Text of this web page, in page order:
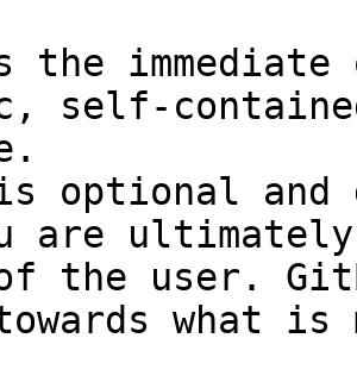
the
self-
optional and
are
the user.
towards what